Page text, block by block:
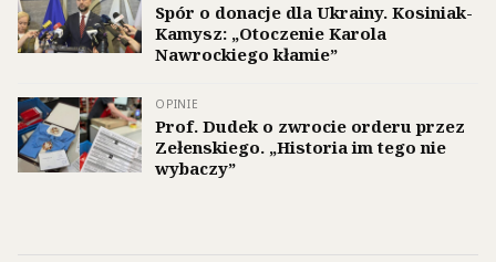
Spór o donacje dla Ukrainy. Kosiniak-
Kamysz: „Otoczenie Karola
Nawrockiego kłamie”
OPINIE
Prof. Dudek o zwrocie orderu przez
Zełenskiego. „Historia im tego nie
wybaczy”